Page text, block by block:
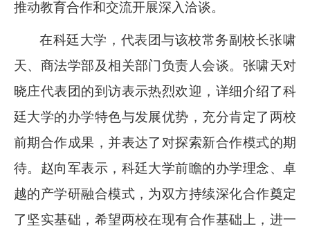
推动教育合作和交流开展深入洽谈。
在科廷大学，代表团与该校常务副校长张啸
天、商法学部及相关部门负责人会谈。张啸天对
晓庄代表团的到访表示热烈欢迎，详细介绍了科
廷大学的办学特色与发展优势，充分肯定了两校
前期合作成果，并表达了对探索新合作模式的期
待。赵向军表示，科廷大学前瞻的办学理念、卓
越的产学研融合模式，为双方持续深化合作奠定
了坚实基础，希望两校在现有合作基础上，进一